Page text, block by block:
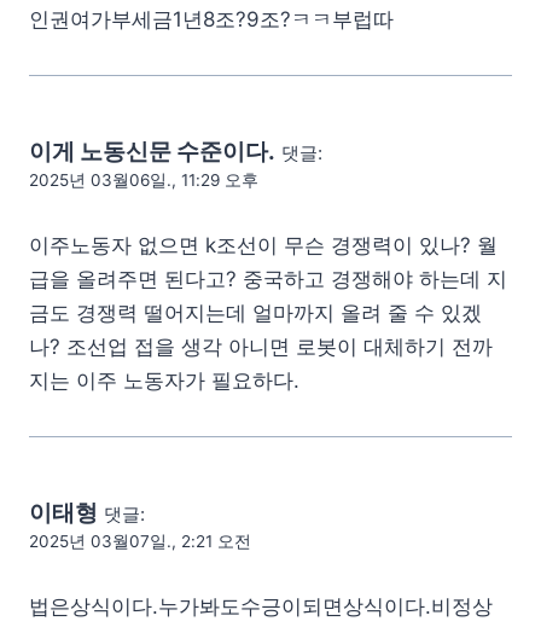
인권여가부세금1년8조?9조?ㅋㅋ부럽따
이게 노동신문 수준이다. 댓글:
2025년 03월06일., 11:29 오후
이주노동자 없으면 k조선이 무슨 경쟁력이 있나? 월
급을 올려주면 된다고? 중국하고 경쟁해야 하는데 지
금도 경쟁력 떨어지는데 얼마까지 올려 줄 수 있겠
나? 조선업 접을 생각 아니면 로봇이 대체하기 전까
지는 이주 노동자가 필요하다.
이태형 댓글:
2025년 03월07일., 2:21 오전
법은상식이다.누가봐도수긍이되면상식이다.비정상